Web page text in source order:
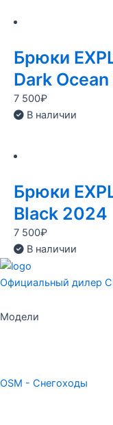
Брюки
Dark
7 500₽
В наличии
Брюки
Black 2024
7 500₽
В наличии
Официальный дилер
Модели
OSM - Снегоходы